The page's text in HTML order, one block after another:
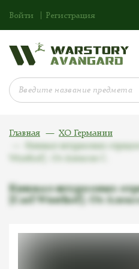
Войти Регистрация
Главная
ХО Германии
Кинжал штурмовых
[Carl Wusthof]. От